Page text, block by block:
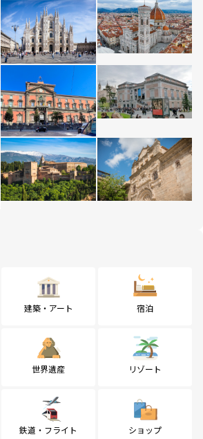
建築・アート 宿泊
世界遺産 リゾート
鉄道・フライト ショップ